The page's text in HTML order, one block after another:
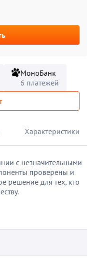
МоноБанк
6 платежей
Характеристики
с незначительными
проверены и
решение для тех, кто